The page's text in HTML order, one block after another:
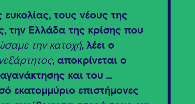
τους νέους της
την Ελλάδα της κρίσης που
την κατοχή, λέει ο
, αποκρίνεται ο
και του …
εκατομμύριο επιστήμονες